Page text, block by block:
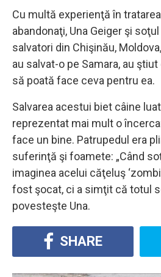
Cu multă experienţă în
abandonaţi, Una Geiger şi
salvatori din Chişinău,
au salvat-o pe Samara, au
să poată face ceva pentru ea.
Salvarea acestui biet câine
reprezentat mai mult o
face un bine. Patrupedul era
suferinţă şi foamete: „Când
imaginea acelui căţeluş
fost şocat, ci a simţit că totul
povesteşte Una.
SHARE